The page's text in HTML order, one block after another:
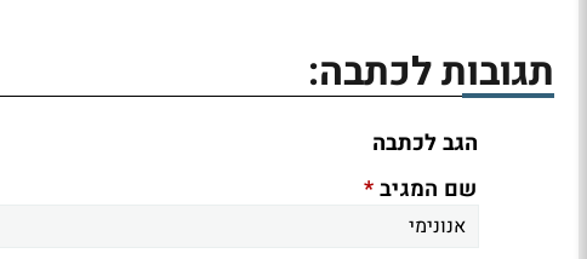
תגובות לכתבה:
הגב לכתבה
שם המגיב*